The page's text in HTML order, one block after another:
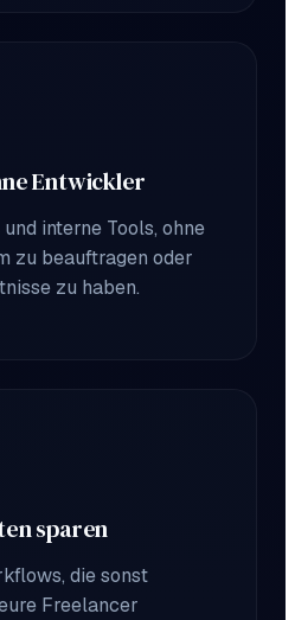
Entwickler
interne Tools, ohne
zu beauftragen oder
zu haben.
sparen
die sonst
Freelancer